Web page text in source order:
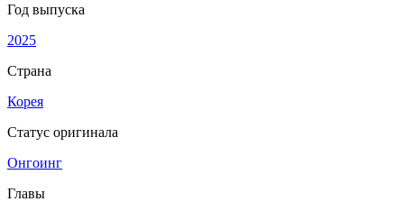
Год выпуска
2025
Страна
Корея
Статус оригинала
Онгоинг
Главы